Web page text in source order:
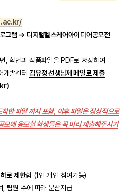
그램 → 디지털헬스케어아이디어공모전
, 학번과 작품파일을 PDF로 저장하여
개발센터김유정 선생님께 메일로 제출
한 파일 까지 포함, 이후 파일은 정상적으로
모에 응모할 학생들은 꼭 미리 제출해주시기
로 제한함 (1인 개인 참여가능)
, 팀원 수에 따라 분산지급